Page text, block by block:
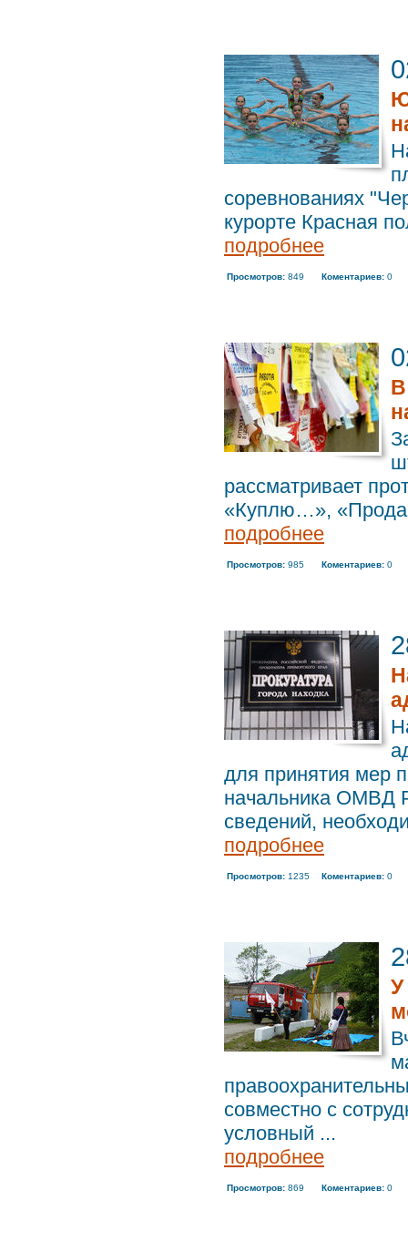
соревнованиях
курорте Красная
подробнее
Просмотров: 849 Коментариев: 0
рассматривает
«Куплю…»,
подробнее
Просмотров: 985 Коментариев: 0
для принятия мер
начальника ОМВД
сведений,
подробнее
Просмотров: 1235 Коментариев: 0
У
совместно с
условный ...
подробнее
Просмотров: 869 Коментариев: 0